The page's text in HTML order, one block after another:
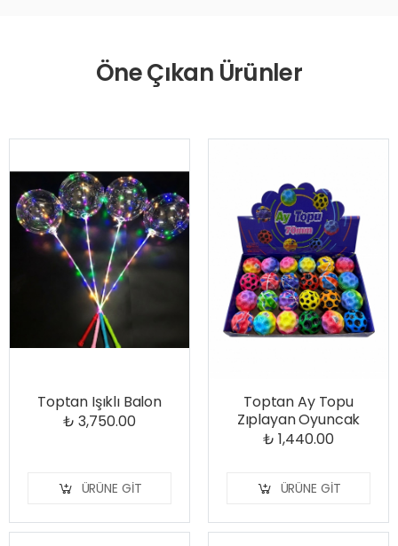
Öne Çıkan Ürünler
Toptan Işıklı Balon
₺ 3,750.00
ÜRÜNE GIT
Toptan Ay Topu
Zıplayan Oyuncak
₺ 1,440.00
ÜRÜNE GIT